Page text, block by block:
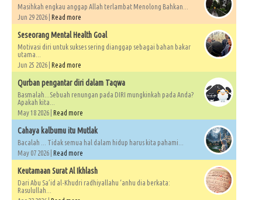
Masihkah engkau anggap Allah terlambat Menolong Bahkan...
Jun 29 2026 | Read more
Seseorang Mental Health Goal
Motivasi diri untuk sukses sering dianggap sebagai bahan bakar
utama...
Jun 25 2026 | Read more
Qurban pengantar diri dalam Taqwa
Basmalah...Sebuah renungan pada DIRI mungkinkah pada Anda?
Apakah kita...
May 18 2026 | Read more
Cahaya kalbumu itu Mutlak
Bacalah ... Tidak semua hal dalam hidup harus kita pahami...
May 07 2026 | Read more
Keutamaan Surat Al Ikhlash
Dari Abu Sa’id al-Khudri radhiyallahu ‘anhu dia berkata:
Rasulullah...